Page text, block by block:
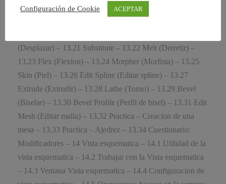
Configuración de Cookie ACEPTAR